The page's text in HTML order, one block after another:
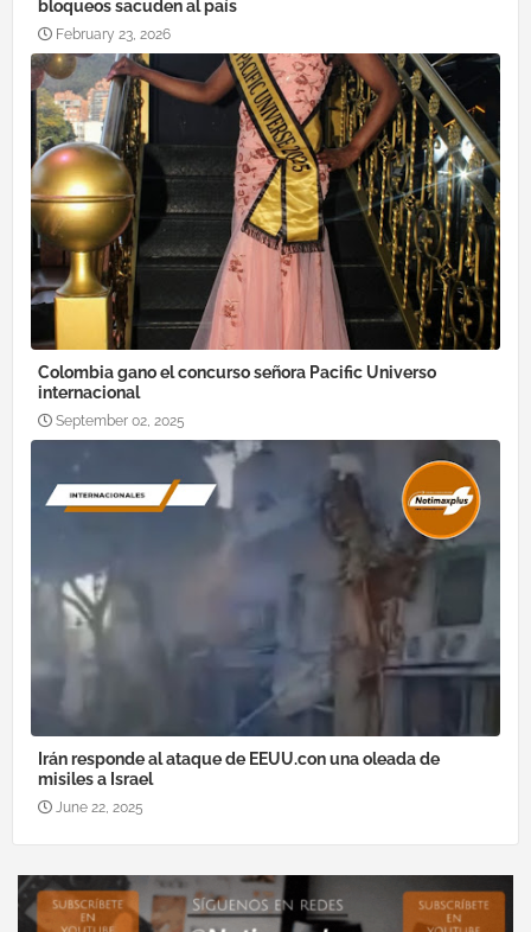
bloqueos sacuden al país
February 23, 2026
Colombia gano el concurso señora Pacific Universo
internacional
September 02, 2025
Irán responde al ataque de EEUU.con una oleada de
misiles a Israel
June 22, 2025